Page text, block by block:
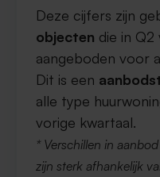
Deze cijfers zijn
objecten die in Q2
aangeboden voor
Dit is een
alle type
vorige kwartaal.
* Verschillen in
zijn sterk afhankelijk